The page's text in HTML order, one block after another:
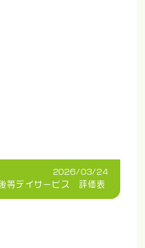
2026/03/24
等デイサービス 評価表